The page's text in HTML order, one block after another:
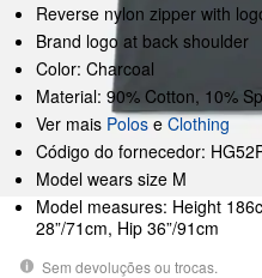
Reverse nylon zipper with
Brand logo at back shoulder
Color: Charcoal
Material: 90% Cotton, 10%
Ver mais PoloseClothing
Código do fornecedor:
Model wears size M
Model measures: Height
28”/71cm, Hip 36”/91cm
Sem devoluções ou trocas.